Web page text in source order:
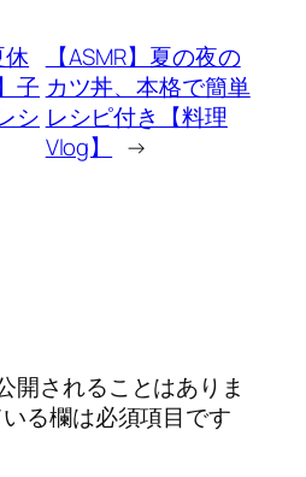
休
子
シ
【ASMR】夏の夜の
カツ丼、本格で簡単
レシピ付き【料理
Vlog】
→
開されることはありま
る欄は必須項目です